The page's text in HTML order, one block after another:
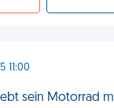
11:00
sein Motorrad